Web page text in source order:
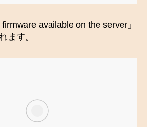
firmware available on the server」
ます。